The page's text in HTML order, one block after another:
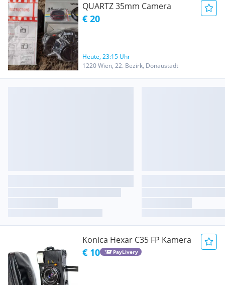
QUARTZ 35mm Camera
€ 20
Heute, 23:15 Uhr
1220 Wien, 22. Bezirk, Donaustadt
Konica Hexar C35 FP Kamera
€ 10 PayLivery